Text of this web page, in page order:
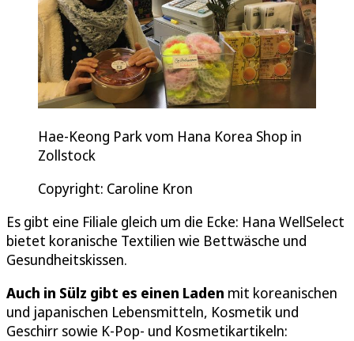
Hae-Keong Park vom Hana Korea Shop in
Zollstock
Copyright: Caroline Kron
Es gibt eine Filiale gleich um die Ecke: Hana WellSelect
bietet koranische Textilien wie Bettwäsche und
Gesundheitskissen.
Auch in Sülz gibt es einen Laden mit koreanischen
und japanischen Lebensmitteln, Kosmetik und
Geschirr sowie K-Pop- und Kosmetikartikeln: